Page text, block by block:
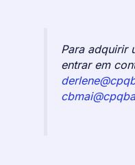
Para adquirir
entrar em